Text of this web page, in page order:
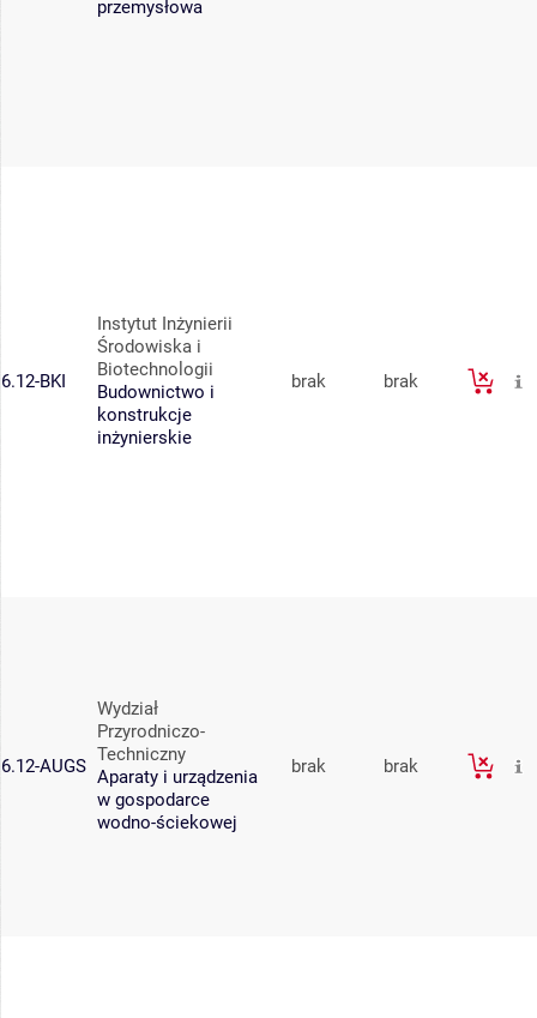
przemysłowa
6.12-BKI
Instytut Inżynierii
Środowiska i
Biotechnologii
Budownictwo i
konstrukcje
inżynierskie
brak brak
6.12-AUGS
Wydział
Przyrodniczo-
Techniczny
Aparaty i urządzenia
w gospodarce
wodno-ściekowej
brak brak